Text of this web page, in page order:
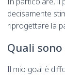
decisamente
riprogettare la
Quali
Il mio goal è